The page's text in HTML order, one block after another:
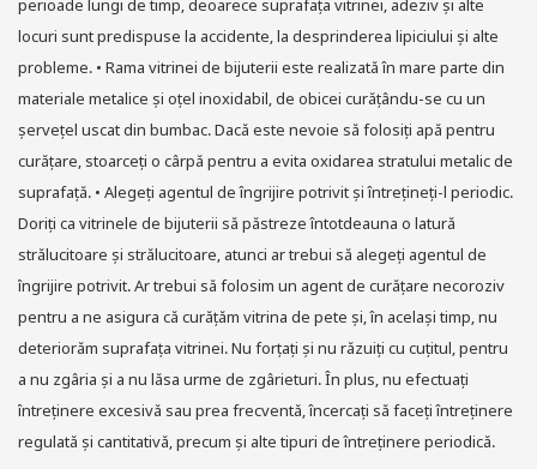
perioade lungi de timp, deoarece suprafața vitrinei, adeziv și alte
locuri sunt predispuse la accidente, la desprinderea lipiciului și alte
probleme. • Rama vitrinei de bijuterii este realizată în mare parte din
materiale metalice și oțel inoxidabil, de obicei curățându-se cu un
șervețel uscat din bumbac. Dacă este nevoie să folosiți apă pentru
curățare, stoarceți o cârpă pentru a evita oxidarea stratului metalic de
suprafață. • Alegeți agentul de îngrijire potrivit și întrețineți-l periodic.
Doriți ca vitrinele de bijuterii să păstreze întotdeauna o latură
strălucitoare și strălucitoare, atunci ar trebui să alegeți agentul de
îngrijire potrivit. Ar trebui să folosim un agent de curățare necoroziv
pentru a ne asigura că curățăm vitrina de pete și, în același timp, nu
deteriorăm suprafața vitrinei. Nu forțați și nu răzuiți cu cuțitul, pentru
a nu zgâria și a nu lăsa urme de zgârieturi. În plus, nu efectuați
întreținere excesivă sau prea frecventă, încercați să faceți întreținere
regulată și cantitativă, precum și alte tipuri de întreținere periodică.